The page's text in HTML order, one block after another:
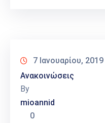
7 Ιανουαρίου, 2019
Ανακοινώσεις
By
mioannid
0